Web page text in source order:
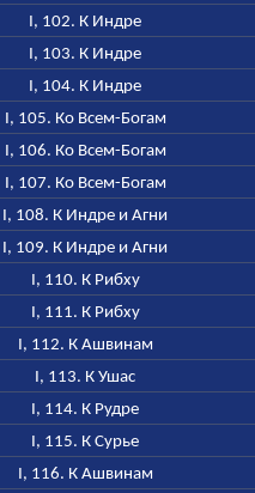
I, 102. К Индре
I, 103. К Индре
I, 104. К Индре
I, 105. Ко Всем-Богам
I, 106. Ко Всем-Богам
I, 107. Ко Всем-Богам
I, 108. К Индре и Агни
I, 109. К Индре и Агни
I, 110. К Рибху
I, 111. К Рибху
I, 112. К Ашвинам
I, 113. К Ушас
I, 114. К Рудре
I, 115. К Сурье
I, 116. К Ашвинам